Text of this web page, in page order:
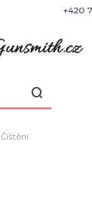
+420
Čištění